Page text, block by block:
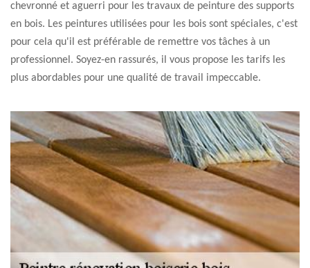
chevronné et aguerri pour les travaux de peinture des supports
en bois. Les peintures utilisées pour les bois sont spéciales, c'est
pour cela qu'il est préférable de remettre vos tâches à un
professionnel. Soyez-en rassurés, il vous propose les tarifs les
plus abordables pour une qualité de travail impeccable.